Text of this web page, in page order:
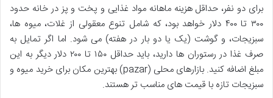
برای دو نفر، حداقل هزینه ماهانه مواد غذایی و پخت و پز در خانه حدود
۳۰۰ تا ۴۰۰ دلار خواهد بود، که شامل تنوع معقولی از غلات، میوه ها،
سبزیجات، و گوشت (یک یا دو بار در هفته) می شود. اما اگر تمایل به
صرف غذا در رستوران ها دارید، باید حداقل ۱۵۰ تا ۲۰۰ دلار دیگر به این
مبلغ اضافه کنید. بازارهای محلی (pazar) بهترین مکان برای خرید میوه و
سبزیجات تازه با قیمت های مناسب تر هستند.